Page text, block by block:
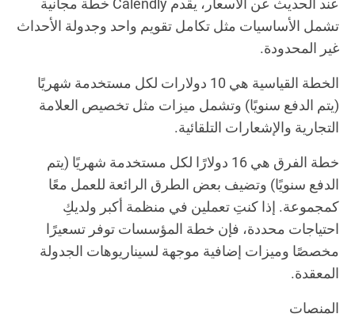
عند الحديث عن الأسعار، يقدم Calendly خطة مجانية
تشمل الأساسيات مثل تكامل تقويم واحد وجدولة الأحداث
غير المحدودة.
الخطة القياسية هي 10 دولارات لكل مستخدمة شهريًا
(يتم الدفع سنويًا) وتشمل ميزات مثل تخصيص العلامة
التجارية والإشعارات التلقائية.
خطة الفرق هي 16 دولارًا لكل مستخدمة شهريًا (يتم
الدفع سنويًا) وتضيف بعض الطرق الرائعة للعمل معًا
كمجموعة. إذا كنتِ تعملين في منظمة أكبر ولديكِ
احتياجات محددة، فإن خطة المؤسسات توفر تسعيرًا
مخصصًا وميزات إضافية موجهة لسيناريوهات الجدولة
المعقدة.
المنصات